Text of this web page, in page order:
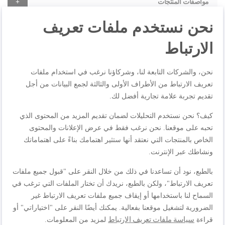
المراجعات
اكتب مراجعتك الخاصة
أنت تراجع:
خلاط بليند فورس 2 LM438127 بليند فورس بلانك بقدرة
800W من مولينكس
الجودة
1
نجمة
2
نجوم
3
نجوم
4
نجوم
5
نجوم
السعر
مواصفات المنتجات
نحن نستخدم ملفات تعريف
الارتباط
نحن، والشركات التابعة لنا، وشركاؤنا نرغب في استخدام ملفات
تعريف الارتباط من الأطراف الأولى والثالثة لجمع البيانات من أجل
تقديم تجربة علامة تجارية أفضل لك.
كيف؟ نحن نستخدم التحليلات لضمان تقديم المزيد من المحتوى الذي
تحبه على موقعنا. نحن نرغب فقط في عرض الإعلانات والمحتوى
الخاص بالمنتجات التي نعتقد أنها ستثير اهتمامك بناءً على اهتماماتك
ونشاطك عبر الإنترنت.
بالطبع، نود أن تساعدنا في ذلك من خلال النقر على "قبول جميع ملفات
تعريف الارتباط"، ولكن بالطبع، نريدك أن تختار الملفات التي ترغب في
السماح لنا باستخدامها أو إيقاف جميع ملفات تعريف الارتباط غير
الضرورية لتشغيل موقعنا بفعالية. يمكنك أيضًا النقر على "اختياراتي" أو
قراءة سياسة ملفات تعريف الارتباط لمزيد من المعلومات.